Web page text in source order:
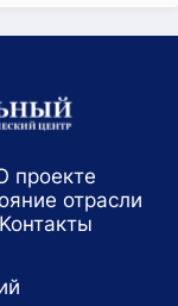
проекте
отрасли
Koнтaкты